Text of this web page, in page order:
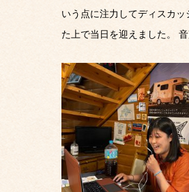
いう点に注力してディスカッ
た上で当日を迎えました。 音